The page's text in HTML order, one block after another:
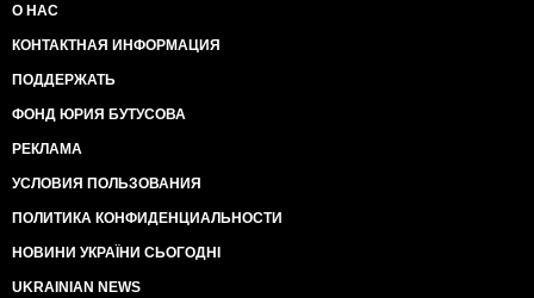
О НАС
КОНТАКТНАЯ ИНФОРМАЦИЯ
ПОДДЕРЖАТЬ
ФОНД ЮРИЯ БУТУСОВА
РЕКЛАМА
УСЛОВИЯ ПОЛЬЗОВАНИЯ
ПОЛИТИКА КОНФИДЕНЦИАЛЬНОСТИ
НОВИНИ УКРАЇНИ СЬОГОДНІ
UKRAINIAN NEWS